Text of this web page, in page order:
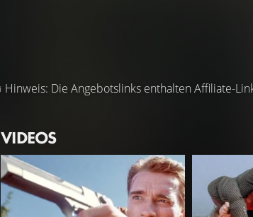
Hinweis: Die Angebotslinks enthalten Affiliate-
VIDEOS